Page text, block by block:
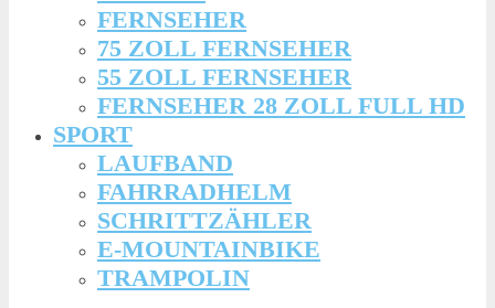
FERNSEHER
75 ZOLL FERNSEHER
55 ZOLL FERNSEHER
FERNSEHER 28 ZOLL FULL HD
SPORT
LAUFBAND
FAHRRADHELM
SCHRITTZÄHLER
E-MOUNTAINBIKE
TRAMPOLIN